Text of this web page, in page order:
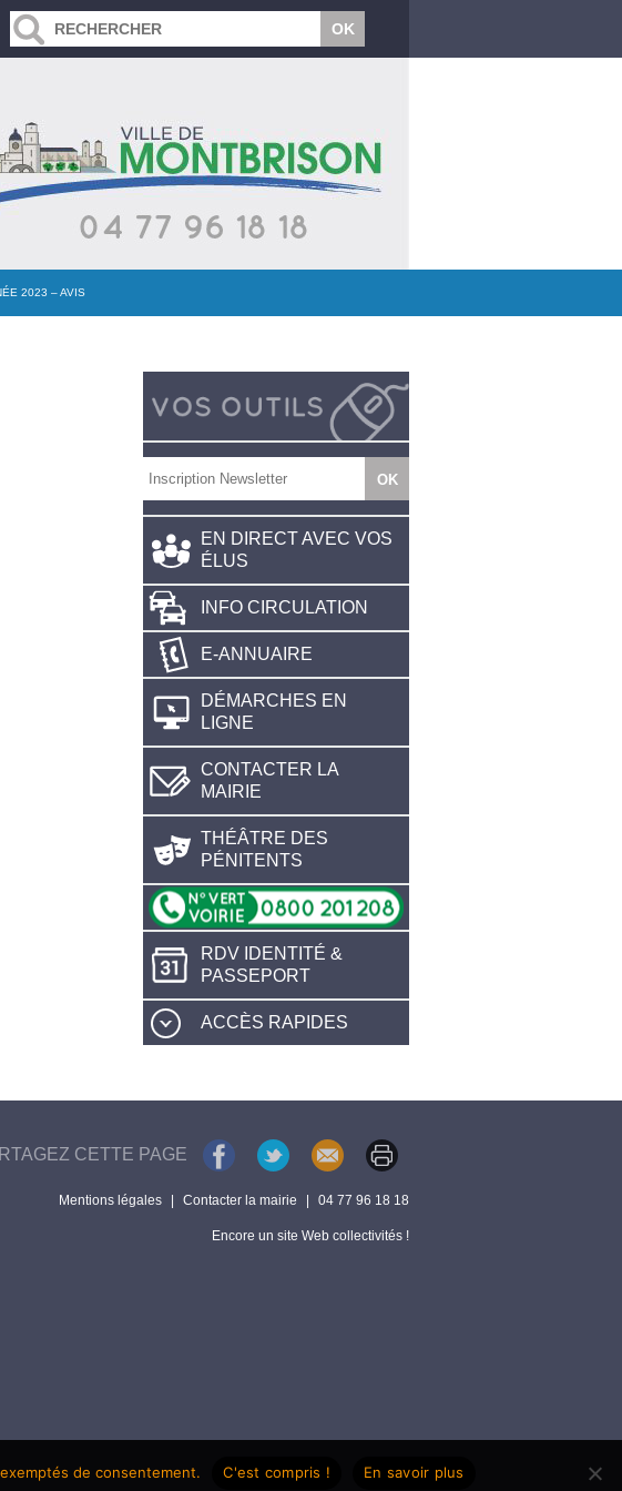
2023 – AVIS
EN DIRECT AVEC VOS
ÉLUS
INFO CIRCULATION
E-ANNUAIRE
DÉMARCHES EN
LIGNE
CONTACTER LA
MAIRIE
THÉÂTRE DES
PÉNITENTS
RDV IDENTITÉ &
PASSEPORT
ACCÈS RAPIDES
CETTE PAGE
Mentions légales Contacter la mairie 04 77 96 18 18
Encore un site Web collectivités !
de consentement. C'est compris ! En savoir plus